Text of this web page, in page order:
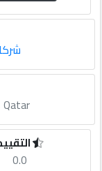
أضف
طلب
0.0